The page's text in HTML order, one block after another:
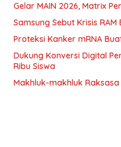
Gelar MAIN 2026, Matrix
Samsung Sebut Krisis
Proteksi Kanker mRNA
Dukung Konversi Digital
Ribu Siswa
Makhluk-makhluk